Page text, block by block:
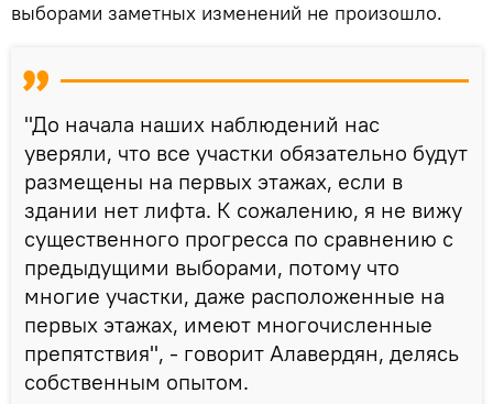
выборами заметных изменений не произошло.
"До начала наших наблюдений нас
уверяли, что все участки обязательно будут
размещены на первых этажах, если в
здании нет лифта. К сожалению, я не вижу
существенного прогресса по сравнению с
предыдущими выборами, потому что
многие участки, даже расположенные на
первых этажах, имеют многочисленные
препятствия", - говорит Алавердян, делясь
собственным опытом.